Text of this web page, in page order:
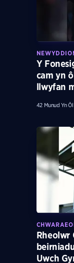
Y
cam yn
llwyfan
42 Munud Yn Ôl
Rheolwr
Uwch